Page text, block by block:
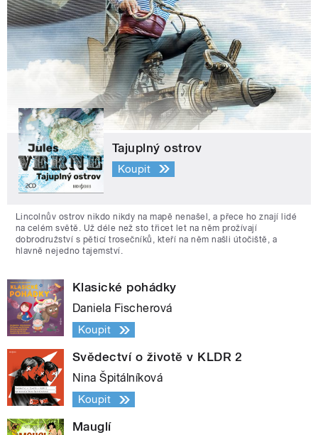
Tajuplný ostrov
Koupit
Lincolnův ostrov nikdo nikdy na mapě nenašel, a přece ho znají lidé
na celém světě. Už déle než sto třicet let na něm prožívají
dobrodružství s pěticí trosečníků, kteří na něm našli útočiště, a
hlavně nejedno tajemství.
Klasické pohádky
Daniela Fischerová
Koupit
Svědectví o životě v KLDR 2
Nina Špitálníková
Koupit
Mauglí